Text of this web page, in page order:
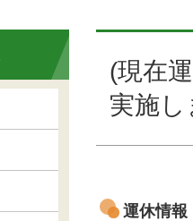
(現在
実施し
運休情報